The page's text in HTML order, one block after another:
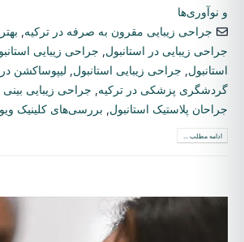
و نوآوری‌ها
جراحی زیبایی مقرون به صرفه در ترکیه
جراحی زیبایی در استانبول
جراحی زیبایی
استانبول
جراحی زیبایی استانبول لیپوساکشن در
گردشگری پزشکی در ترکیه
جراحی زیبایی بینی
جراحان پلاستیک استانبول
بررسی‌های کلینیک
ادامه مطلب ...